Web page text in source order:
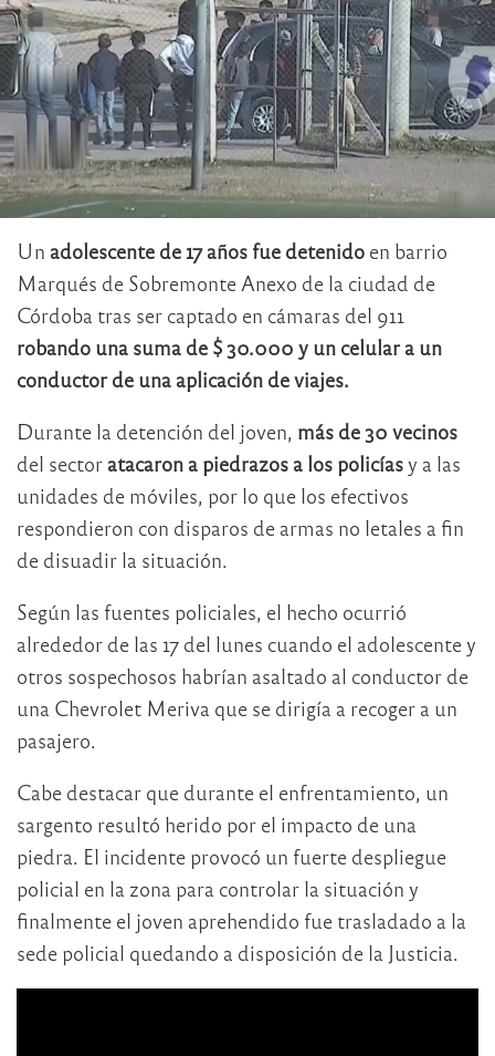
Un adolescente de 17 años fue detenido en barrio
Marqués de Sobremonte Anexo de la ciudad de
Córdoba tras ser captado en cámaras del 911
robando una suma de $ 30.000 y un celular a un
conductor de una aplicación de viajes.
Durante la detención del joven, más de 30 vecinos
del sector atacaron a piedrazos a los policíasy a las
unidades de móviles, por lo que los efectivos
respondieron con disparos de armas no letales a fin
de disuadir la situación.
Según las fuentes policiales, el hecho ocurrió
alrededor de las 17 del lunes cuando el adolescente y
otros sospechosos habrían asaltado al conductor de
una Chevrolet Meriva que se dirigía a recoger a un
pasajero.
Cabe destacar que durante el enfrentamiento, un
sargento resultó herido por el impacto de una
piedra. El incidente provocó un fuerte despliegue
policial en la zona para controlar la situación y
finalmente el joven aprehendido fue trasladado a la
sede policial quedando a disposición de la Justicia.